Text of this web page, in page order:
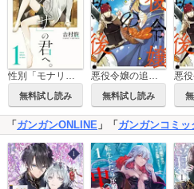
性別「モナリザ」の君へ。
無料試し読み
悪役令嬢の追放後！ 教会改革ごはんで悠々シスター暮らし
無料試し読み
「 ガンガンONLINE 」「 ガンガンコミ